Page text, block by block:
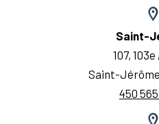
Saint-
107,
Saint-Jérôme
450